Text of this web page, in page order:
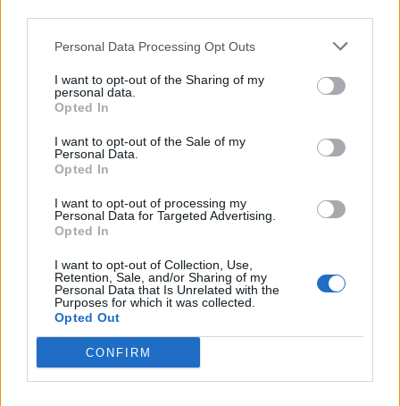
Personal Data Processing Opt Outs
I want to opt-out of the Sharing of my
personal data.
Opted In
I want to opt-out of the Sale of my
Personal Data.
Opted In
I want to opt-out of processing my
Personal Data for Targeted Advertising.
Opted In
I want to opt-out of Collection, Use,
Retention, Sale, and/or Sharing of my
Personal Data that Is Unrelated with the
Purposes for which it was collected.
Opted Out
CONFIRM
Kela muistuttaa tärkeästä
ikärajasta
2
UUTISET
Työnantaja ei hyväksynyt